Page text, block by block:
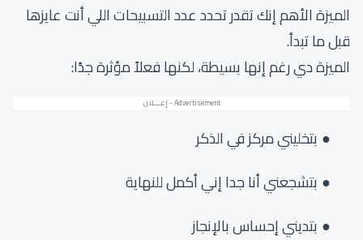
الميزة الأهم إنك تقدر تحدد عدد التسبيحات اللي أنت عايزها
قبل ما تبدأ.
الميزة دي رغم إنها بسيطة، لكنها فعلاً مؤثرة جدًا:
بتخليني مركز في الذكر
بتشجعني أنا جدا إني أكمل للنهاية
بتديني إحساس بالإنجاز